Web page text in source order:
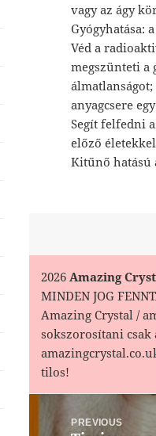
vagy az ágy
Gyógyhatása:
Véd a
megszünteti a
anyagcsere
Segít felfedni
előző
Kitűnő hatású
2026 Amazing
MINDEN JOG
Amazing Crystal /
sokszorosítani csak
tilos!
Bejegyzés
navigációPREVIOUS